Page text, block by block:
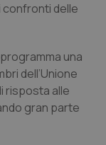
confronti delle
una
dell’Unione
risposta alle
gran parte